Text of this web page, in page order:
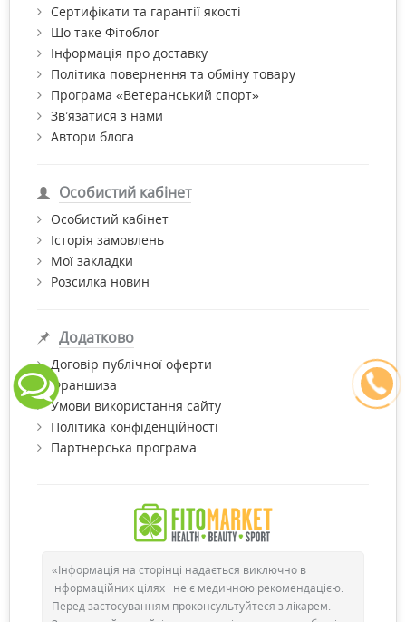
Сертифікати та гарантії якості
Що таке Фітоблог
Інформація про доставку
Політика повернення та обміну товару
Програма «Ветеранський спорт»
Зв’язатися з нами
Автори блога
Особистий кабінет
Особистий кабінет
Історія замовлень
Мої закладки
Розсилка новин
Додатково
Договір публічної оферти
Франшиза
Умови використання сайту
Політика конфіденційності
Партнерська програма
«Інформація на сторінці надається виключно в
інформаційних цілях і не є медичною рекомендацією.
Перед застосуванням проконсультуйтеся з лікарем.